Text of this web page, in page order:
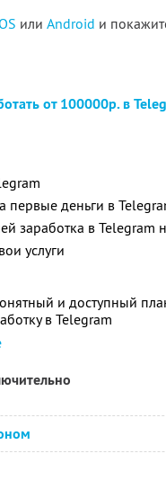
или Android и
от 100000р. в
деньги в
заработка в Telegram
услуги
и доступный
в Telegram